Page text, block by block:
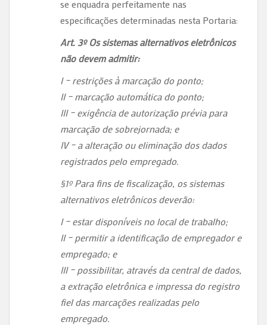
se enquadra perfeitamente nas
especificações determinadas nesta Portaria:
Art. 3º Os sistemas alternativos eletrônicos
não devem admitir:
I – restrições à marcação do ponto;
II – marcação automática do ponto;
III – exigência de autorização prévia para
marcação de sobrejornada; e
IV – a alteração ou eliminação dos dados
registrados pelo empregado.
§1º Para fins de fiscalização, os sistemas
alternativos eletrônicos deverão:
I – estar disponíveis no local de trabalho;
II – permitir a identificação de empregador e
empregado; e
III – possibilitar, através da central de dados,
a extração eletrônica e impressa do registro
fiel das marcações realizadas pelo
empregado.